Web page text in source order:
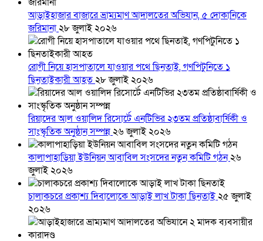
আড়াইহাজার বাজারে ভ্রাম্যমাণ আদালতের অভিযান, ৫ দোকানিকে
জরিমানা২৮ জুলাই ২০২৬
রোগী নিয়ে হাসপাতালে যাওয়ার পথে ছিনতাই, গণপিটুনিতে ১
ছিনতাইকারী আহত২৮ জুলাই ২০২৬
রিয়াদের আল ওয়ালিদ রিসোর্টে এনটিভির ২৩তম প্রতিষ্ঠাবার্ষিকী ও
সাংস্কৃতিক অনুষ্ঠান সম্পন্ন২৬ জুলাই ২০২৬
কালাপাহাড়িয়া ইউনিয়ন আবাবিল সংসদের নতুন কমিটি গঠন২৬
জুলাই ২০২৬
চালাকচরে প্রকাশ্য দিবালোকে আড়াই লাখ টাকা ছিনতাই২৫ জুলাই
২০২৬